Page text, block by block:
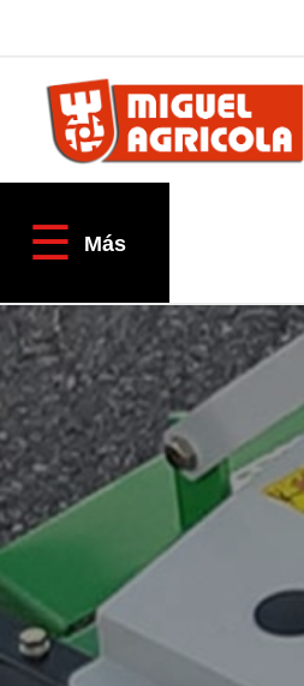
☰ Más
QUIÉNES SOMOS
Empresa
Localización & Contacto
TIENDAS ONLINE
Miguel Agrícola
Inforecambios
BLOG
Noticias